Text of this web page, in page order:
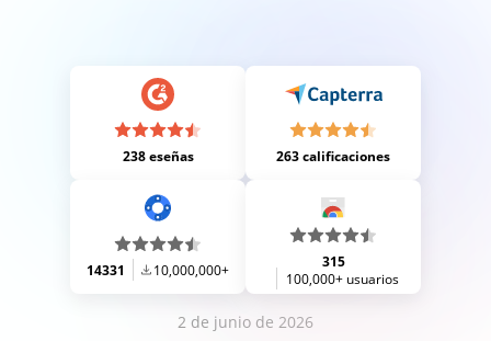
238 eseñas 263 calificaciones
14331 10,000,000+
315
100,000+ usuarios
2 de junio de 2026